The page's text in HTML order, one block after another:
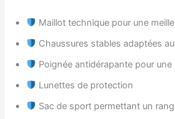
Maillot technique pour une
Chaussures stables adaptées
Poignée antidérapante pour une
Lunettes de protection
Sac de sport permettant un